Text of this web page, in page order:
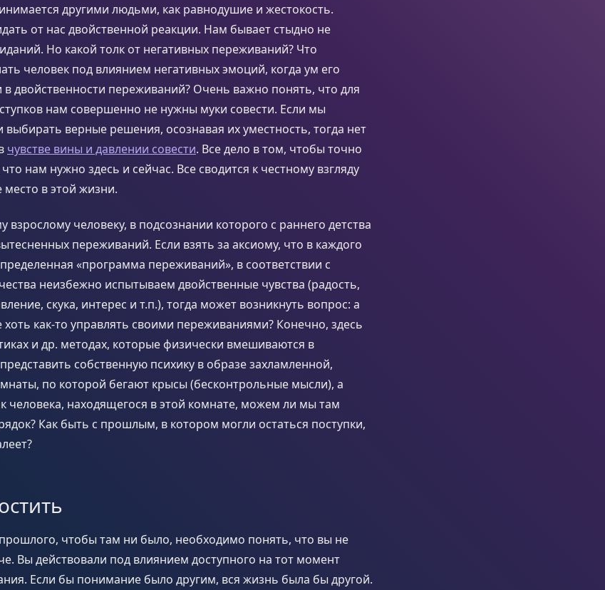
другими людьми, как равнодушие и жестокость.
от нас двойственной реакции. Нам бывает стыдно не
Но какой толк от негативных переживаний? Что
человек под влиянием негативных эмоций, когда ум его
в двойственности переживаний? Очень важно понять, что для
нам совершенно не нужны муки совести. Если мы
верные решения, осознавая их уместность, тогда нет
чувстве вины и давлении совести. Все дело в том, чтобы точно
нам нужно здесь и сейчас. Все сводится к честному взгляду
место в этой жизни.
человеку, в подсознании которого с раннего детства
переживаний. Если взять за аксиому, что в каждого
«программа переживаний», в соответствии с
неизбежно испытываем двойственные чувства (радость,
скука, интерес и т.п.), тогда может возникнуть вопрос: а
как-то управлять своими переживаниями? Конечно, здесь
и др. методах, которые физически вмешиваются в
собственную психику в образе захламленной,
по которой бегают крысы (бесконтрольные мысли), а
человека, находящегося в этой комнате, можем ли мы там
Как быть с прошлым, в котором могли остаться поступки,
чтобы там ни было, необходимо понять, что вы не
Вы действовали под влиянием доступного на тот момент
Если бы понимание было другим, вся жизнь была бы другой.